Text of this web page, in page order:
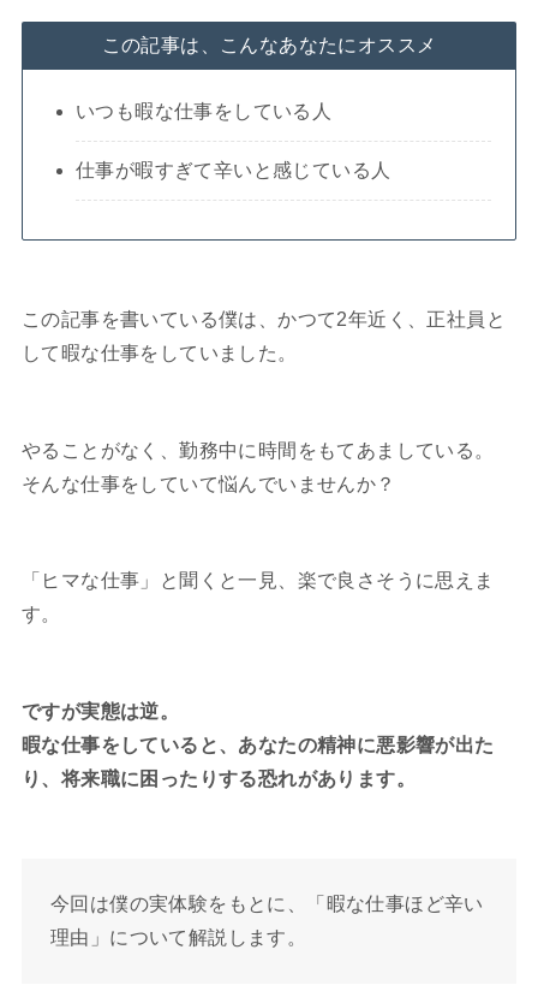
この記事は、こんなあなたにオススメ
いつも暇な仕事をしている人
仕事が暇すぎて辛いと感じている人
この記事を書いている僕は、かつて2年近く、正社員と
して暇な仕事をしていました。
やることがなく、勤務中に時間をもてあましている。
そんな仕事をしていて悩んでいませんか？
「ヒマな仕事」と聞くと一見、楽で良さそうに思えま
す。
ですが実態は逆。
暇な仕事をしていると、あなたの精神に悪影響が出た
り、将来職に困ったりする恐れがあります。
今回は僕の実体験をもとに、「暇な仕事ほど辛い
理由」について解説します。